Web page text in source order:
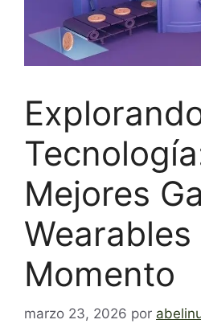
Mejores
Wearables
Momento
marzo 23, 2026 por